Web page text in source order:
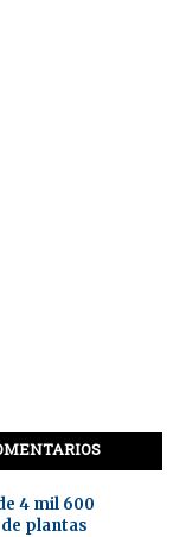
4 mil 600
plantas